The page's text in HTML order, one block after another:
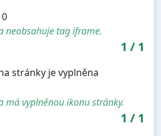
0
neobsahuje tag iframe.
1 / 1
stránky je vyplněna
má vyplněnou ikonu stránky.
1 / 1